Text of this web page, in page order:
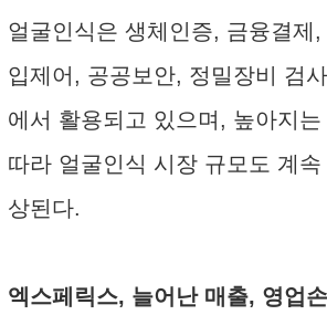
얼굴인식은 생체인증, 금융결제
입제어, 공공보안, 정밀장비 검
에서 활용되고 있으며, 높아지는
따라 얼굴인식 시장 규모도 계속
상된다.
엑스페릭스, 늘어난 매출, 영업